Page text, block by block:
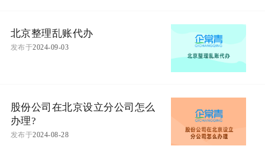
北京整理乱账代办
发布于2024-09-03
股份公司在北京设立分公司怎么
办理?
发布于2024-08-28